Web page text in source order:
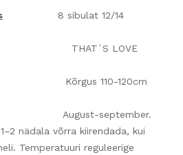
8 sibulat 12/14
LOVE
110-120cm
september.
nädala võrra kiirendada, kui
Temperatuuri reguleerige